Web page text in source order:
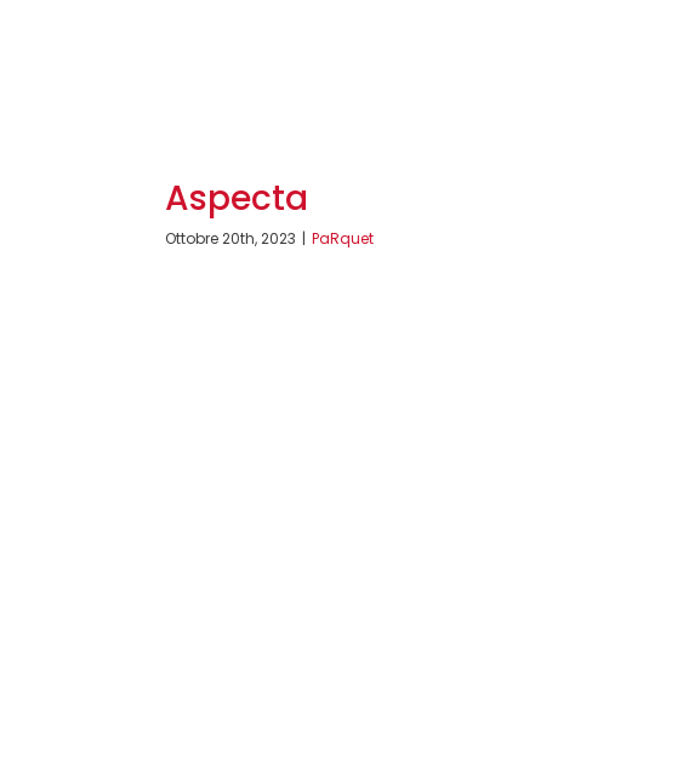
Aspecta
Ottobre 20th, 2023 | PaRquet